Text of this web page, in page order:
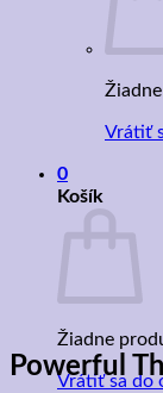
Vrátiť
0
Košík
Žiadne
Vrátiť sa do
Powerful